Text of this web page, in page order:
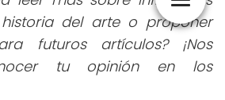
del arte o proponer
futuros artículos? ¡Nos
tu opinión en los